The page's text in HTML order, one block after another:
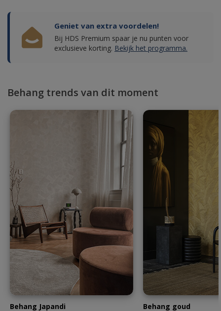
Geniet van extra voordelen!
Bij HDS Premium spaar je nu punten voor
exclusieve korting. Bekijk het programma.
Behang trends van dit moment
Behang Japandi
Behang goud